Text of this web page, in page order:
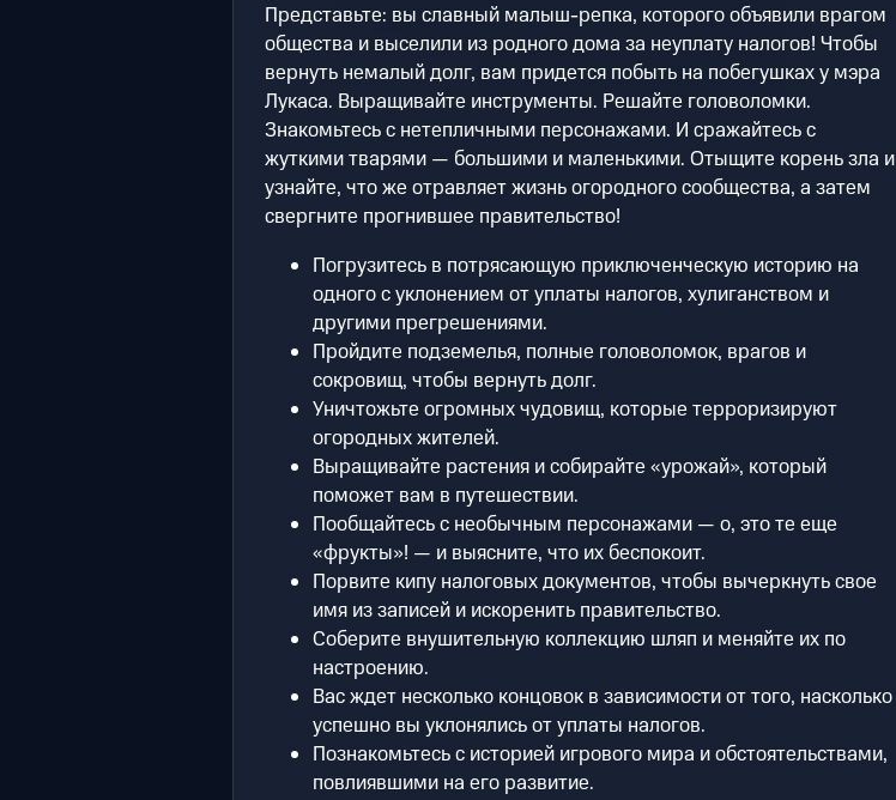
Представьте: вы славный малыш-репка, которого объявили врагом
общества и выселили из родного дома за неуплату налогов! Чтобы
вернуть немалый долг, вам придется побыть на побегушках у мэра
Лукаса. Выращивайте инструменты. Решайте головоломки.
Знакомьтесь с нетепличными персонажами. И сражайтесь с
жуткими тварями — большими и маленькими. Отыщите корень зла и
узнайте, что же отравляет жизнь огородного сообщества, а затем
свергните прогнившее правительство!
Погрузитесь в потрясающую приключенческую историю на
одного с уклонением от уплаты налогов, хулиганством и
другими прегрешениями.
Пройдите подземелья, полные головоломок, врагов и
сокровищ, чтобы вернуть долг.
Уничтожьте огромных чудовищ, которые терроризируют
огородных жителей.
Выращивайте растения и собирайте «урожай», который
поможет вам в путешествии.
Пообщайтесь с необычным персонажами — о, это те еще
«фрукты»! — и выясните, что их беспокоит.
Порвите кипу налоговых документов, чтобы вычеркнуть свое
имя из записей и искоренить правительство.
Соберите внушительную коллекцию шляп и меняйте их по
настроению.
Вас ждет несколько концовок в зависимости от того, насколько
успешно вы уклонялись от уплаты налогов.
Познакомьтесь с историей игрового мира и обстоятельствами,
повлиявшими на его развитие.